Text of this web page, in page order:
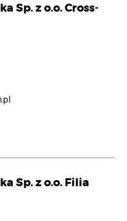
Sp. z o.o. Cross-
Sp. z o.o. Filia